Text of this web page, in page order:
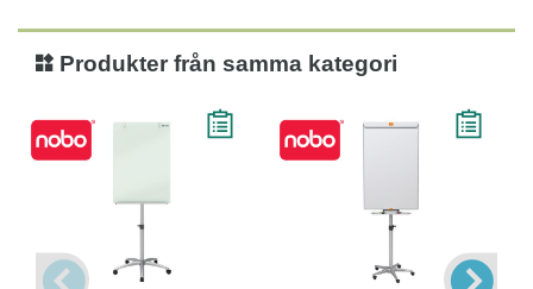
Produkter från samma kategori